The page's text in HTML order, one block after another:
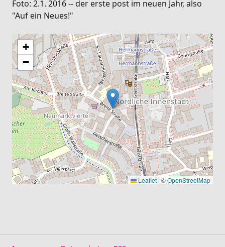
Foto: 2.1. 2016 -- der erste post im neuen Jahr, also
"Auf ein Neues!"
+
−
Leaflet |©OpenStreetMap